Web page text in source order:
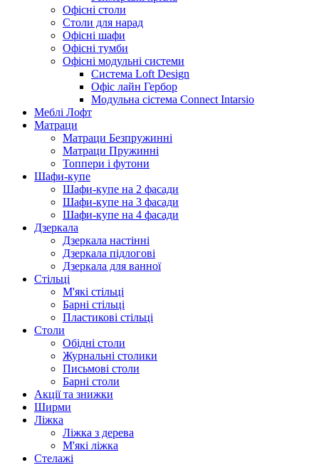
Офісні столи
Столи для нарад
Офісні шафи
Офісні тумби
Офісні модульні системи
Система Loft Design
Офіс лайн Гербор
Модульна сістема Connect Intarsio
Меблі Лофт
Матраци
Матраци Безпружинні
Матраци Пружинні
Топпери і футони
Шафи-купе
Шафи-купе на 2 фасади
Шафи-купе на 3 фасади
Шафи-купе на 4 фасади
Дзеркала
Дзеркала настінні
Дзеркала підлогові
Дзеркала для ванної
Стільці
М'які стільці
Барні стільці
Пластикові стільці
Столи
Обідні столи
Журнальні столики
Письмові столи
Барні столи
Акції та знижки
Ширми
Ліжка
Ліжка з дерева
М'які ліжка
Стелажі